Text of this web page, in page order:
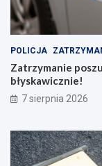
POLICJA
Zatrzymanie
błyskawicznie!
7 sierpnia 2026